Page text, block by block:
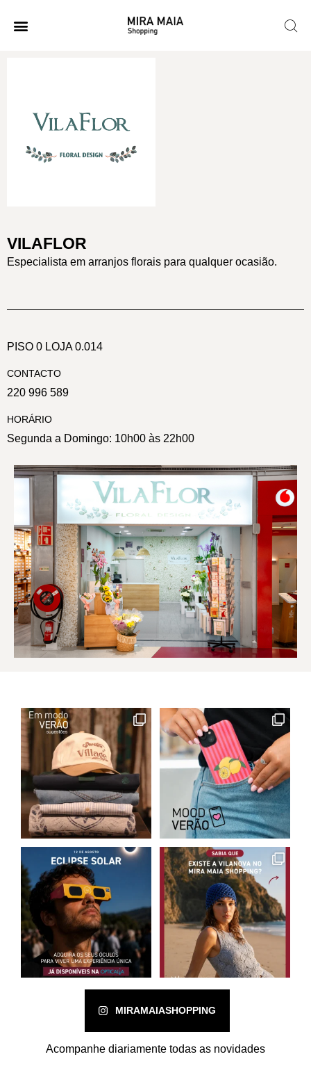
VILAFLOR
Especialista em arranjos florais para qualquer ocasião.
PISO 0 LOJA 0.014
CONTACTO
220 996 589
HORÁRIO
Segunda a Domingo: 10h00 às 22h00
MIRAMAIASHOPPING
Acompanhe diariamente todas as novidades